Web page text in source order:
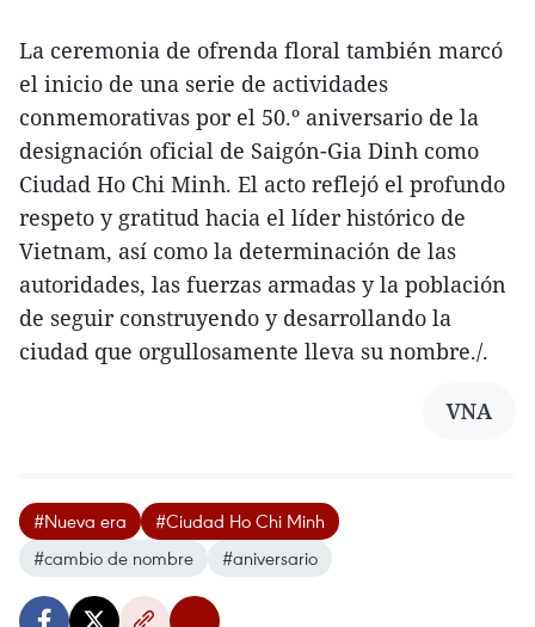
La ceremonia de ofrenda floral también marcó
el inicio de una serie de actividades
conmemorativas por el 50.º aniversario de la
designación oficial de Saigón-Gia Dinh como
Ciudad Ho Chi Minh. El acto reflejó el profundo
respeto y gratitud hacia el líder histórico de
Vietnam, así como la determinación de las
autoridades, las fuerzas armadas y la población
de seguir construyendo y desarrollando la
ciudad que orgullosamente lleva su nombre./.
VNA
#Nueva era
#Ciudad Ho Chi Minh
#cambio de nombre
#aniversario